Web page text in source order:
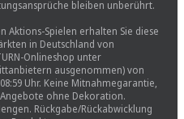
bleiben unberührt.
Aktions-Spielen erhalten Sie diese
in Deutschland von
Onlineshop unter
ausgenommen) von
08:59 Uhr. Keine Mitnahmegarantie,
ohne Dekoration.
Rückgabe/Rückabwicklung